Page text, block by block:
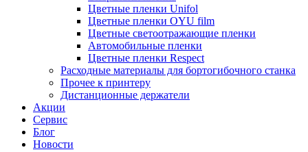
Цветные пленки Unifol
Цветные пленки OYU film
Цветные светоотражающие пленки
Автомобильные пленки
Цветные пленки Respect
Расходные материалы для бортогибочного станка
Прочее к принтеру
Дистанционные держатели
Акции
Сервис
Блог
Новости